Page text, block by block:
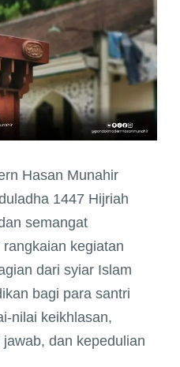
Hasan Munahir
1447 Hijriah
semangat
kegiatan
dari syiar Islam
bagi para santri
nilai keikhlasan,
dan kepedulian